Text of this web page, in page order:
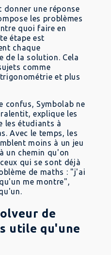
donner une réponse
les problèmes
quoi faire en
étape est
chaque
de la solution. Cela
comme
et plus
confus, Symbolab ne
explique les
les étudiants à
Avec le temps, les
moins à un jeu
un chemin qu'on
qui se sont déjà
de maths : "j'ai
me montre",
de
utile qu'une